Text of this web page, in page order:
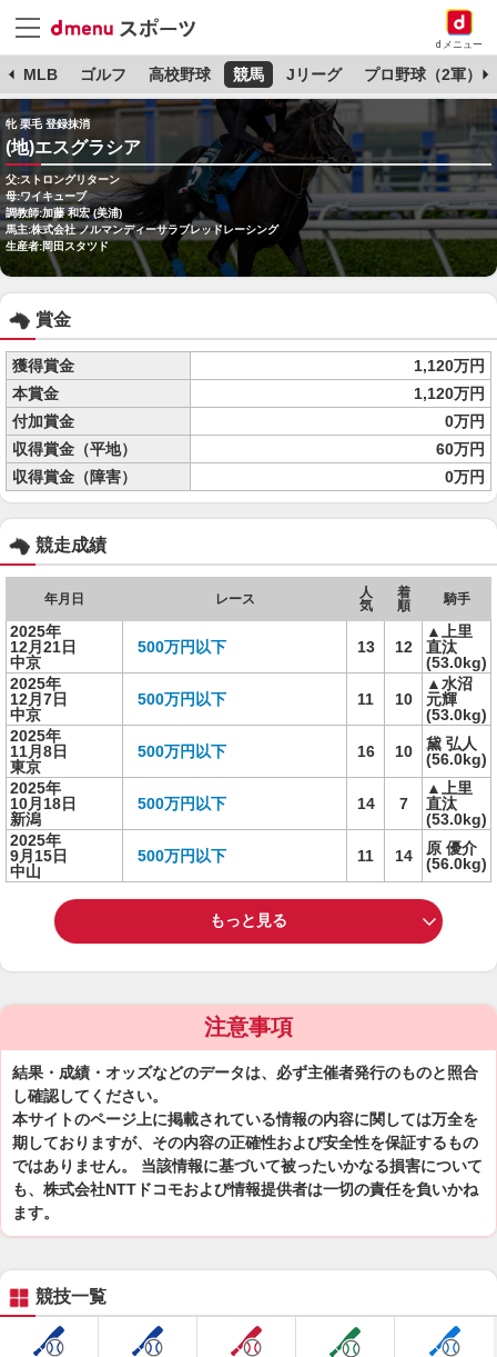
dメニュー
MLB ゴルフ 高校野球 競馬 Jリーグ プロ野球（2軍）
牝 栗毛 登録抹消
(地)エスグラシア
父:ストロングリターン
母:ワイキューブ
調教師:加藤 和宏 (美浦)
馬主:株式会社 ノルマンディーサラブレッドレーシング
生産者:岡田スタツド
賞金
獲得賞金
1,120万円
本賞金
1,120万円
付加賞金
0万円
収得賞金（平地）
60万円
収得賞金（障害）
0万円
競走成績
年月日 レース
人
気
着
順
騎手
2025年
12月21日
中京
500万円以下 13 12
▲上里
直汰
(53.0kg)
2025年
12月7日
中京
500万円以下 11 10
▲水沼
元輝
(53.0kg)
2025年
11月8日
東京
500万円以下 16 10
黛 弘人
(56.0kg)
2025年
10月18日
新潟
500万円以下 14 7
▲上里
直汰
(53.0kg)
2025年
9月15日
中山
500万円以下 11 14
原 優介
(56.0kg)
もっと見る
注意事項
結果・成績・オッズなどのデータは、必ず主催者発行のものと照合
し確認してください。
本サイトのページ上に掲載されている情報の内容に関しては万全を
期しておりますが、その内容の正確性および安全性を保証するもの
ではありません。 当該情報に基づいて被ったいかなる損害について
も、株式会社NTTドコモおよび情報提供者は一切の責任を負いかね
ます。
競技一覧